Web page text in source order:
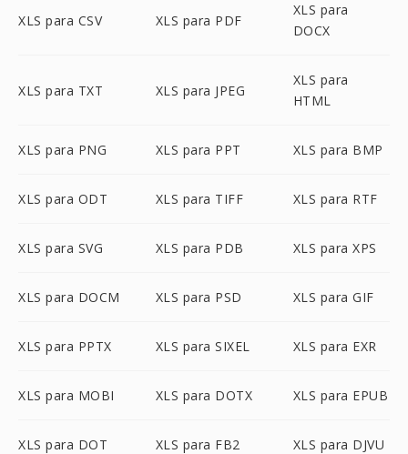
XLS para CSV XLS para PDF
XLS para
DOCX
XLS para TXT XLS para JPEG
XLS para
HTML
XLS para PNG XLS para PPT XLS para BMP
XLS para ODT XLS para TIFF XLS para RTF
XLS para SVG XLS para PDB XLS para XPS
XLS para DOCM XLS para PSD XLS para GIF
XLS para PPTX XLS para SIXEL XLS para EXR
XLS para MOBI XLS para DOTX XLS para EPUB
XLS para DOT XLS para FB2 XLS para DJVU